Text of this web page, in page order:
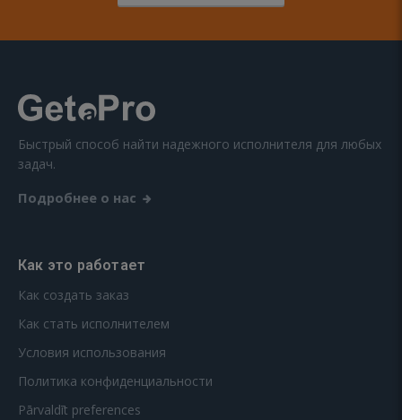
Быстрый способ найти надежного исполнителя для любых
задач.
Подробнее о нас
Как это работает
Как создать заказ
Как стать исполнителем
Условия использования
Политика конфиденциальности
Pārvaldīt preferences